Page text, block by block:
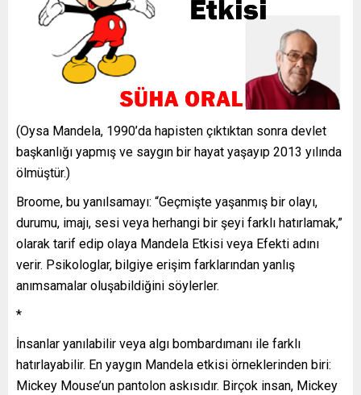
(Oysa Mandela, 1990’da hapisten çıktıktan sonra devlet
başkanlığı yapmış ve saygın bir hayat yaşayıp 2013 yılında
ölmüştür.)
Broome, bu yanılsamayı: “Geçmişte yaşanmış bir olayı,
durumu, imajı, sesi veya herhangi bir şeyi farklı hatırlamak,”
olarak tarif edip olaya Mandela Etkisi veya Efekti adını
verir. Psikologlar, bilgiye erişim farklarından yanlış
anımsamalar oluşabildiğini söylerler.
*
İnsanlar yanılabilir veya algı bombardımanı ile farklı
hatırlayabilir. En yaygın Mandela etkisi örneklerinden biri:
Mickey Mouse’un pantolon askısıdır. Birçok insan, Mickey